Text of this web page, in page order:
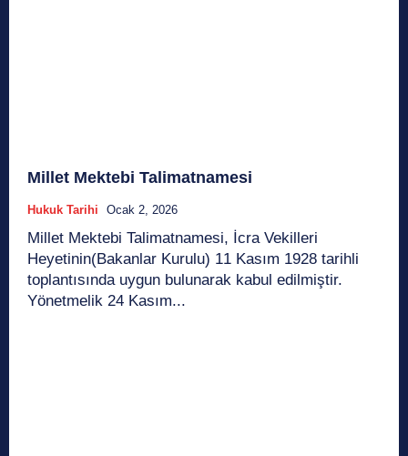
Millet Mektebi Talimatnamesi
Hukuk Tarihi Ocak 2, 2026
Millet Mektebi Talimatnamesi, İcra Vekilleri
Heyetinin(Bakanlar Kurulu) 11 Kasım 1928 tarihli
toplantısında uygun bulunarak kabul edilmiştir.
Yönetmelik 24 Kasım...